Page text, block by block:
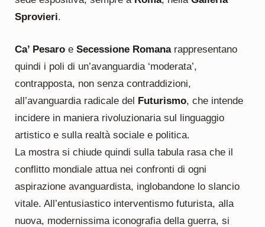
Sprovieri.
Ca’ Pesaroe Secessione Romanarappresentano
quindi i poli di un’avanguardia ‘moderata’,
contrapposta, non senza contraddizioni,
all’avanguardia radicale del Futurismo, che intende
incidere in maniera rivoluzionaria sul linguaggio
artistico e sulla realtà sociale e politica.
La mostra si chiude quindi sulla tabula rasa che il
conflitto mondiale attua nei confronti di ogni
aspirazione avanguardista, inglobandone lo slancio
vitale. All’entusiastico interventismo futurista, alla
nuova, modernissima iconografia della guerra, si